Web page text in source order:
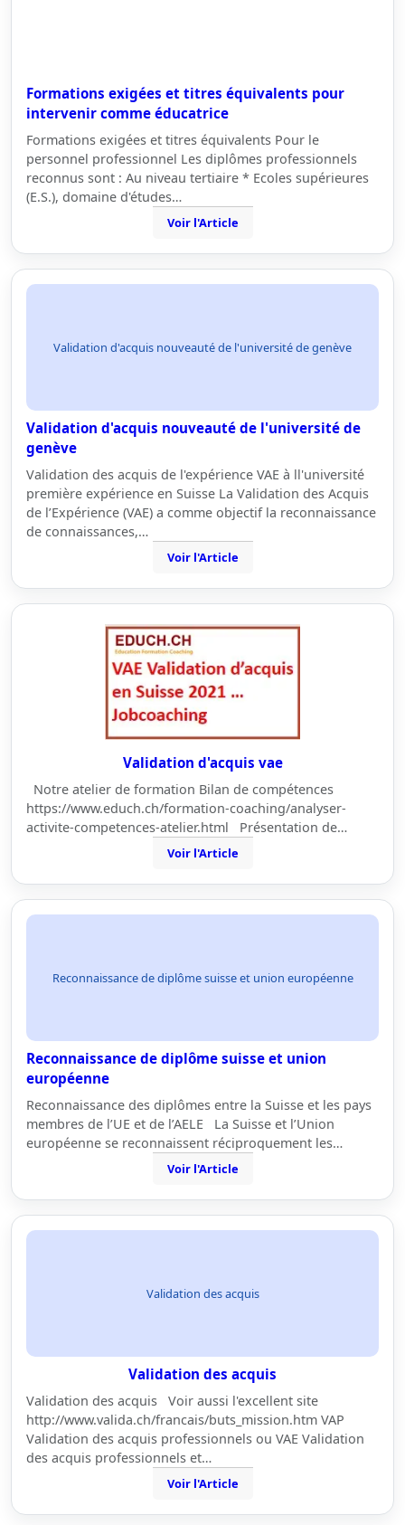
Formations exigées et titres équivalents pour
intervenir comme éducatrice
Formations exigées et titres équivalents Pour le
personnel professionnel Les diplômes professionnels
reconnus sont : Au niveau tertiaire * Ecoles supérieures
(E.S.), domaine d'études…
Voir l'Article
Validation d'acquis nouveauté de l'université de genève
Validation d'acquis nouveauté de l'université de
genève
Validation des acquis de l'expérience VAE à ll'université
première expérience en Suisse La Validation des Acquis
de l’Expérience (VAE) a comme objectif la reconnaissance
de connaissances,…
Voir l'Article
Validation d'acquis vae
Notre atelier de formation Bilan de compétences
https://www.educh.ch/formation-coaching/analyser-
activite-competences-atelier.html Présentation de…
Voir l'Article
Reconnaissance de diplôme suisse et union européenne
Reconnaissance de diplôme suisse et union
européenne
Reconnaissance des diplômes entre la Suisse et les pays
membres de l’UE et de l’AELE La Suisse et l’Union
européenne se reconnaissent réciproquement les…
Voir l'Article
Validation des acquis
Validation des acquis
Validation des acquis Voir aussi l'excellent site
http://www.valida.ch/francais/buts_mission.htm VAP
Validation des acquis professionnels ou VAE Validation
des acquis professionnels et…
Voir l'Article